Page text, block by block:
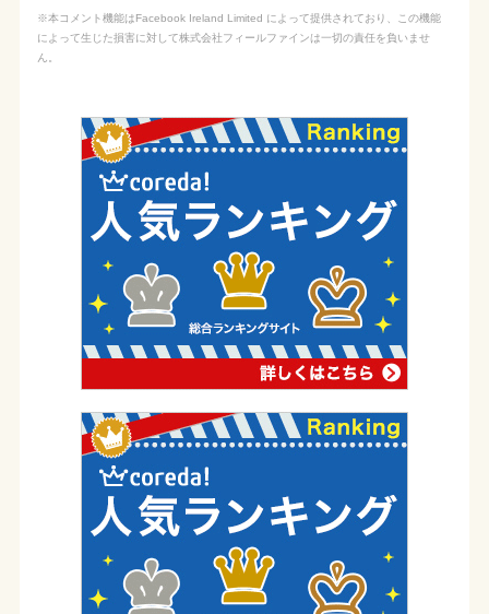
※本コメント機能はFacebook Ireland Limited によって提供されており、この機能
によって生じた損害に対して株式会社フィールファインは一切の責任を負いませ
ん。